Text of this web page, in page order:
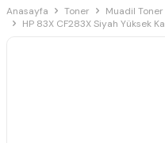
Anasayfa Toner
Muadil Toner
HP 83X CF283X Siyah Yüksek